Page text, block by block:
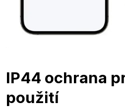
IP44 ochrana
použití